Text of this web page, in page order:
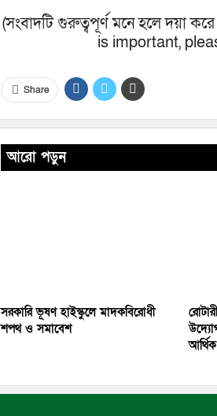
(সংবাদটি গুরুত্বপূর্ণ মনে হলে দয়া
is important,
Share
আরো পড়ুন
সরকারি ভূষণ হাইস্কুলে মাদকবিরোধী
শপথ ও সমাবেশ